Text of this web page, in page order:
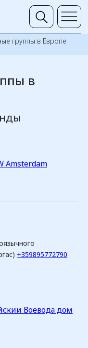
Группы
группы в Европе
в
Amsterdam
+359895772790
Воевода дом